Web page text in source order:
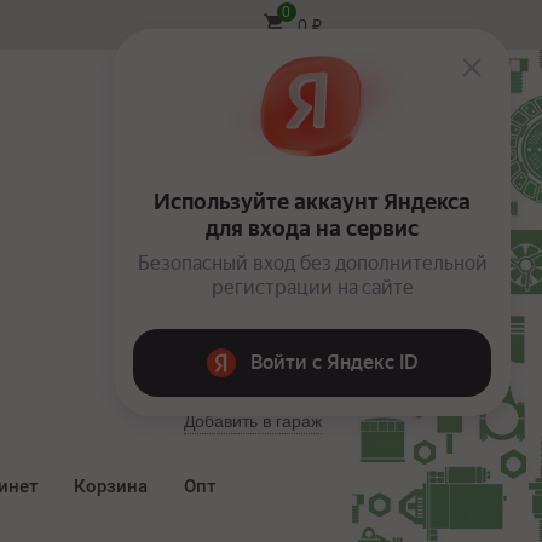
0
0 ₽
Вход
Добавить в гараж
Корзина
Опт